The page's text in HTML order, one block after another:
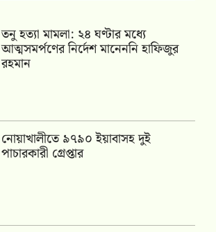
তনু হত্যা মামলা: ২৪ ঘণ্টার মধ্যে
আত্মসমর্পণের নির্দেশ মানেননি হাফিজুর
রহমান
নোয়াখালীতে ৯৭৯০ ইয়াবাসহ দুই
পাচারকারী গ্রেপ্তার